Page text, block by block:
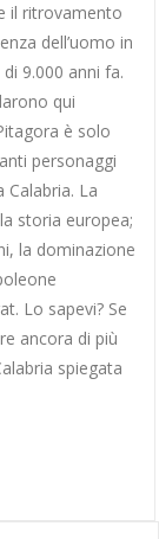
il ritrovamento
dell’uomo in
9.000 anni fa.
qui
è solo
personaggi
Calabria. La
storia europea;
la dominazione
Lo sapevi? Se
ancora di più
spiegata